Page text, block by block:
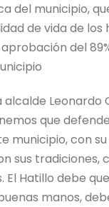
del municipio,
de vida de los
del
alcalde Leonardo
que
municipio, con
sus tradiciones,
El Hatillo debe
manos,